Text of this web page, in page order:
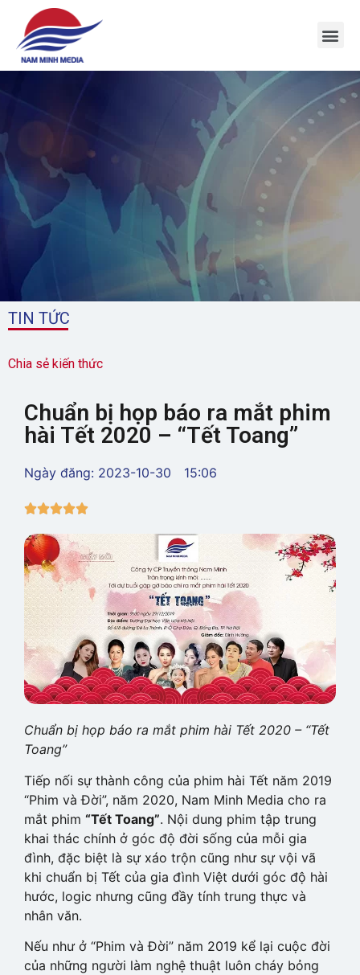
TIN TỨC
Chia sẻ kiến thức
Chuẩn bị họp báo ra mắt phim
hài Tết 2020 – “Tết Toang”
Ngày đăng: 2023-10-30 15:06

Chuẩn bị họp báo ra mắt phim hài Tết 2020 – “Tết
Toang”
Tiếp nối sự thành công của phim hài Tết năm 2019
“Phim và Đời”, năm 2020, Nam Minh Media cho ra
mắt phim “Tết Toang”. Nội dung phim tập trung
khai thác chính ở góc độ đời sống của mỗi gia
đình, đặc biệt là sự xáo trộn cũng như sự vội vã
khi chuẩn bị Tết của gia đình Việt dưới góc độ hài
hước, logic nhưng cũng đầy tính trung thực và
nhân văn.
Nếu như ở “Phim và Đời” năm 2019 kể lại cuộc đời
của những người làm nghệ thuật luôn cháy bỏng